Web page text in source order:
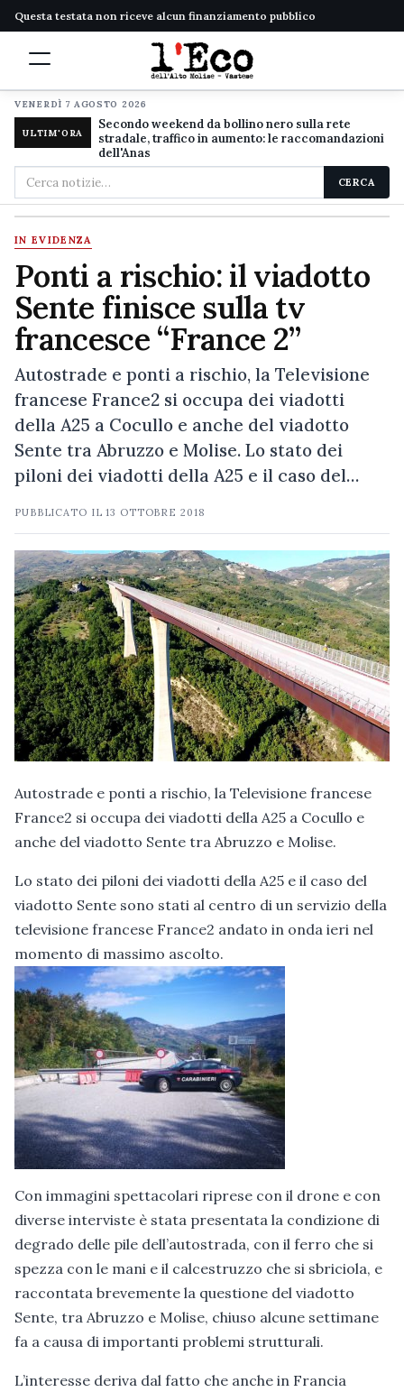
Questa testata non riceve alcun finanziamento pubblico
VENERDÌ 7 AGOSTO 2026
ULTIM'ORA
Secondo weekend da bollino nero sulla rete
stradale, traffico in aumento: le raccomandazioni
dell'Anas
Cerca
nel
sito
CERCA
IN EVIDENZA
Ponti a rischio: il viadotto
Sente finisce sulla tv
francesce “France 2”
Autostrade e ponti a rischio, la Televisione
francese France2 si occupa dei viadotti
della A25 a Cocullo e anche del viadotto
Sente tra Abruzzo e Molise. Lo stato dei
piloni dei viadotti della A25 e il caso del…
PUBBLICATO IL13 OTTOBRE 2018
Autostrade e ponti a rischio, la Televisione francese
France2 si occupa dei viadotti della A25 a Cocullo e
anche del viadotto Sente tra Abruzzo e Molise.
Lo stato dei piloni dei viadotti della A25 e il caso del
viadotto Sente sono stati al centro di un servizio della
televisione francese France2 andato in onda ieri nel
momento di massimo ascolto.
Con immagini spettacolari riprese con il drone e con
diverse interviste è stata presentata la condizione di
degrado delle pile dell’autostrada, con il ferro che si
spezza con le mani e il calcestruzzo che si sbriciola, e
raccontata brevemente la questione del viadotto
Sente, tra Abruzzo e Molise, chiuso alcune settimane
fa a causa di importanti problemi strutturali.
L’interesse deriva dal fatto che anche in Francia